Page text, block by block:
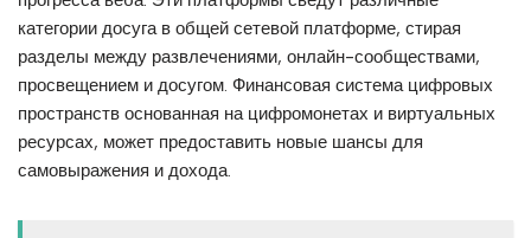
категории досуга в общей сетевой платформе, стирая
разделы между развлечениями, онлайн-сообществами,
просвещением и досугом. Финансовая система цифровых
пространств основанная на цифромонетах и виртуальных
ресурсах, может предоставить новые шансы для
самовыражения и дохода.